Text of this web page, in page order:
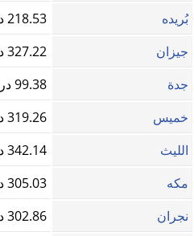
بُريده
218.53 درجة
جيزان
327.22 درجة
جدة
99.38 درجة
خميس
319.26 درجة
الليث
342.14 درجة
مكه
305.03 درجة
نجران
302.86 درجة